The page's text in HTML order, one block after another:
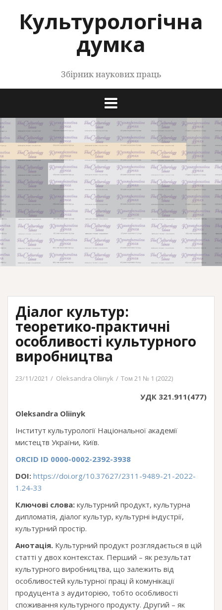
контентуКультурологічна
думка
Збірник наукових праць
Діалог культур:
теоретико-практичні
особливості культурного
виробництва
23/11/2021 Oleksandra Oliinyk Том 21 № 1 (2022)
УДК 321.911(477)
Oleksandra Oliinyk
Інститут культурології Національної академії
мистецтв України, Київ.
ORCID ID 0000-0002-2392-3938
DOI: https://doi.org/10.37627/2311-9489-21-2022-
1.24-33
Ключові слова: культурний продукт, культурна
дипломатія, діалог культур, культурні індустрії,
культурний простір.
Анотація. Культурний продукт розглядається в цій
статті у двох контекстах. Перший – як результат
культурного виробництва, що залежить від
особливостей культурної праці й комунікації
продуцента з аудиторією, тобто особливості
споживання культурного продукту. Другий – як